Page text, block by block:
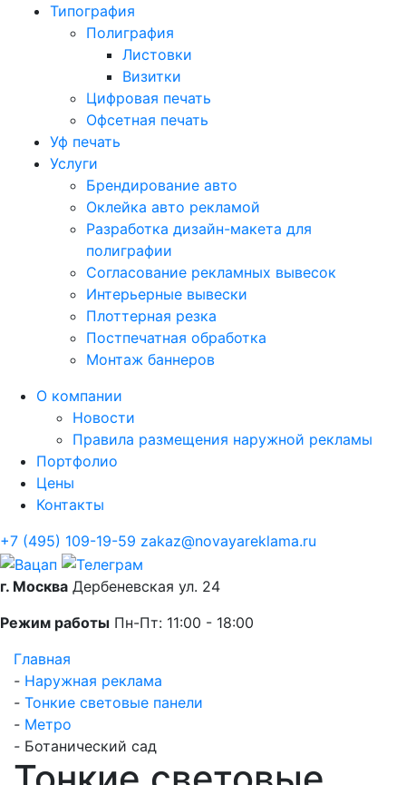
Типография
Полиграфия
Листовки
Визитки
Цифровая печать
Офсетная печать
Уф печать
Услуги
Брендирование авто
Оклейка авто рекламой
Разработка дизайн-макета для
полиграфии
Согласование рекламных вывесок
Интерьерные вывески
Плоттерная резка
Постпечатная обработка
Монтаж баннеров
О компании
Новости
Правила размещения наружной рекламы
Портфолио
Цены
Контакты
+7 (495) 109-19-59 zakaz@novayareklama.ru
г. Москва Дербеневская ул. 24
Режим работы Пн-Пт: 11:00 - 18:00
Главная
- Наружная реклама
- Тонкие световые панели
- Метро
- Ботанический сад